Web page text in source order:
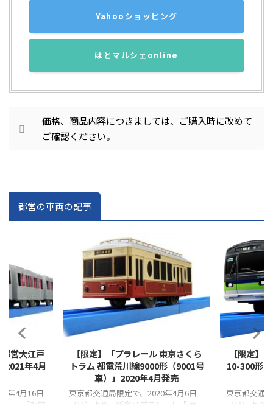
Yahooショッピング
はとマルシェonline
価格、商品内容につきましては、ご購入時に改めて
ご確認ください。
都営の車両の記事
2021/3/26
営大江戸
2021年4月
年4月16日
ール「都営
【限定】「プラレール 東京さくら
トラム 都電荒川線9000形（9001号
車）」2020年4月発売
東京都交通局限定で、2020年4月6日
（月）より、新商品プラレール「 東
【限定】
10-300形
東京都交通
（月）より